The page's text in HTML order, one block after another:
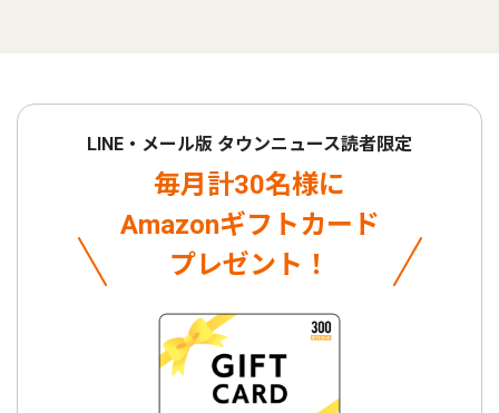
LINE・メール版 タウンニュース読者限定
毎月計30名様に
Amazonギフトカード
プレゼント！